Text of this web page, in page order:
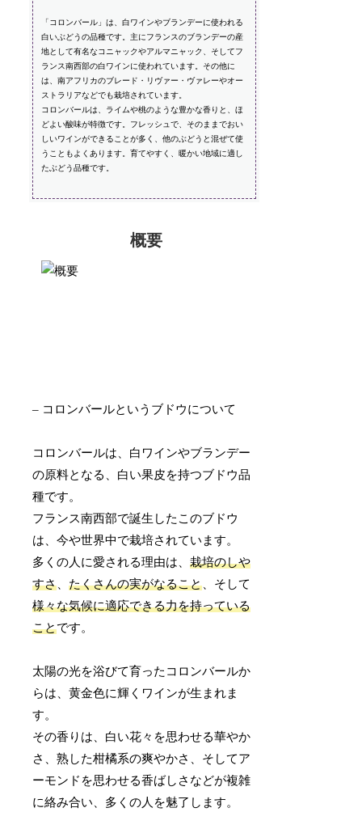
「コロンバール」は、白ワインやブランデーに使われる
白いぶどうの品種です。主にフランスのブランデーの産
地として有名なコニャックやアルマニャック、そしてフ
ランス南西部の白ワインに使われています。その他に
は、南アフリカのブレード・リヴァー・ヴァレーやオー
ストラリアなどでも栽培されています。
コロンバールは、ライムや桃のような豊かな香りと、ほ
どよい酸味が特徴です。フレッシュで、そのままでおい
しいワインができることが多く、他のぶどうと混ぜて使
うこともよくあります。育てやすく、暖かい地域に適し
たぶどう品種です。
概要
– コロンバールというブドウについて
コロンバールは、白ワインやブランデー
の原料となる、白い果皮を持つブドウ品
種です。
フランス南西部で誕生したこのブドウ
は、今や世界中で栽培されています。
多くの人に愛される理由は、栽培のしや
すさ、たくさんの実がなること、そして
様々な気候に適応できる力を持っている
ことです。
太陽の光を浴びて育ったコロンバールか
らは、黄金色に輝くワインが生まれま
す。
その香りは、白い花々を思わせる華やか
さ、熟した柑橘系の爽やかさ、そしてア
ーモンドを思わせる香ばしさなどが複雑
に絡み合い、多くの人を魅了します。